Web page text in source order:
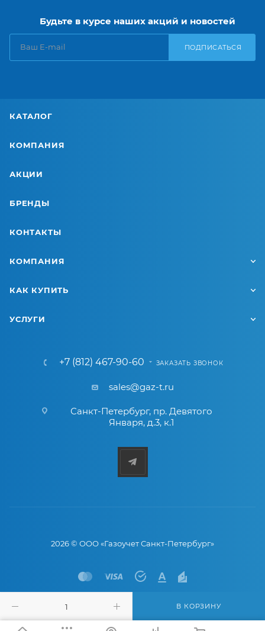
В КОРЗИНУ
Будьте в курсе наших акций и новостей
ПОДПИСАТЬСЯ
КАТАЛОГ
КОМПАНИЯ
АКЦИИ
БРЕНДЫ
КОНТАКТЫ
КОМПАНИЯ
КАК КУПИТЬ
УСЛУГИ
+7 (812) 467-90-60 ЗАКАЗАТЬ ЗВОНОК
sales@gaz-t.ru
Санкт-Петербург, пр. Девятого
Января, д.3, к.1
2026 © ООО «Газоучет Санкт-Петербург»